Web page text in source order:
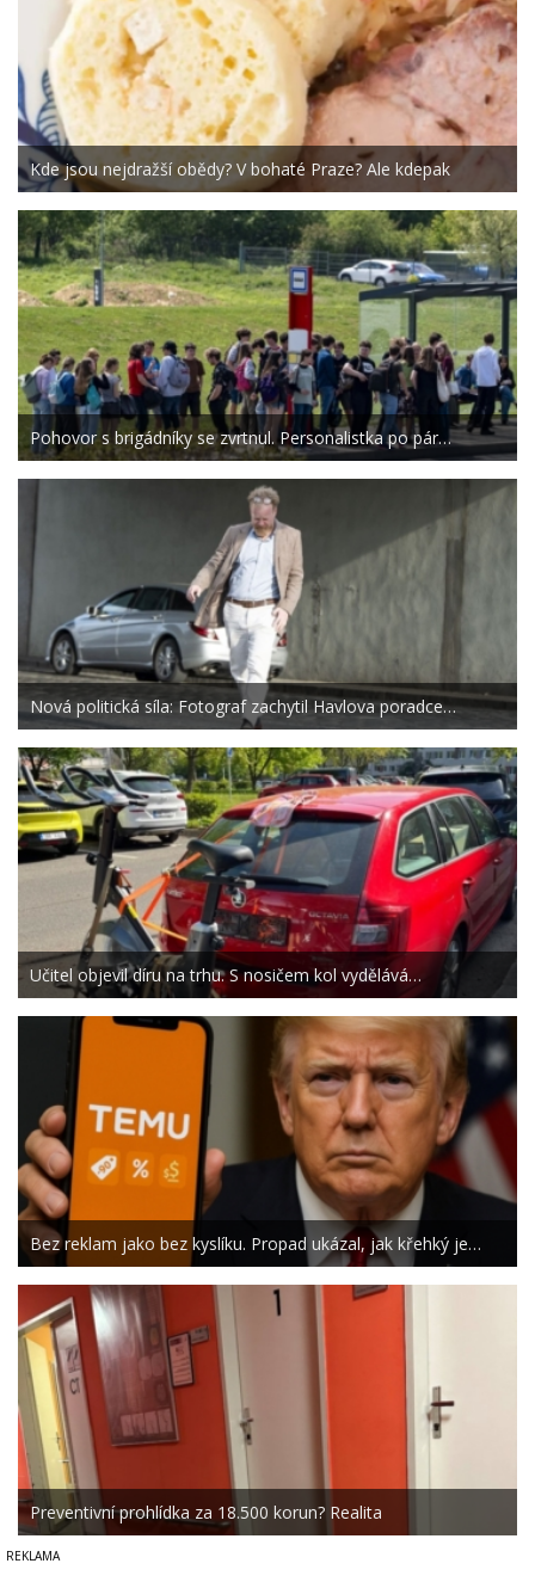
Kde jsou nejdražší obědy? V bohaté Praze? Ale kdepak
Pohovor s brigádníky se zvrtnul. Personalistka po pár…
Nová politická síla: Fotograf zachytil Havlova poradce…
Učitel objevil díru na trhu. S nosičem kol vydělává…
Bez reklam jako bez kyslíku. Propad ukázal, jak křehký je…
Preventivní prohlídka za 18.500 korun? Realita